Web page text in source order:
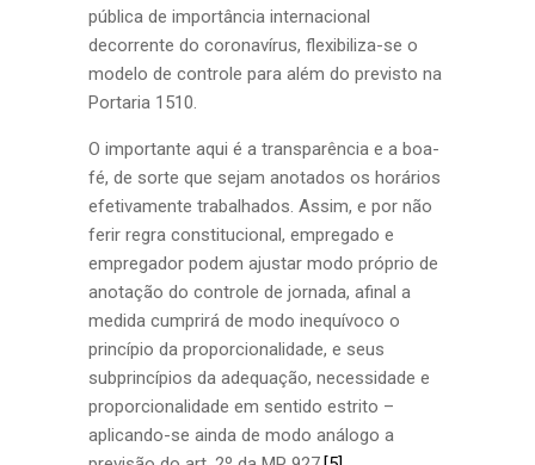
pública de importância internacional
decorrente do coronavírus, flexibiliza-se o
modelo de controle para além do previsto na
Portaria 1510.
O importante aqui é a transparência e a boa-
fé, de sorte que sejam anotados os horários
efetivamente trabalhados. Assim, e por não
ferir regra constitucional, empregado e
empregador podem ajustar modo próprio de
anotação do controle de jornada, afinal a
medida cumprirá de modo inequívoco o
princípio da proporcionalidade, e seus
subprincípios da adequação, necessidade e
proporcionalidade em sentido estrito –
aplicando-se ainda de modo análogo a